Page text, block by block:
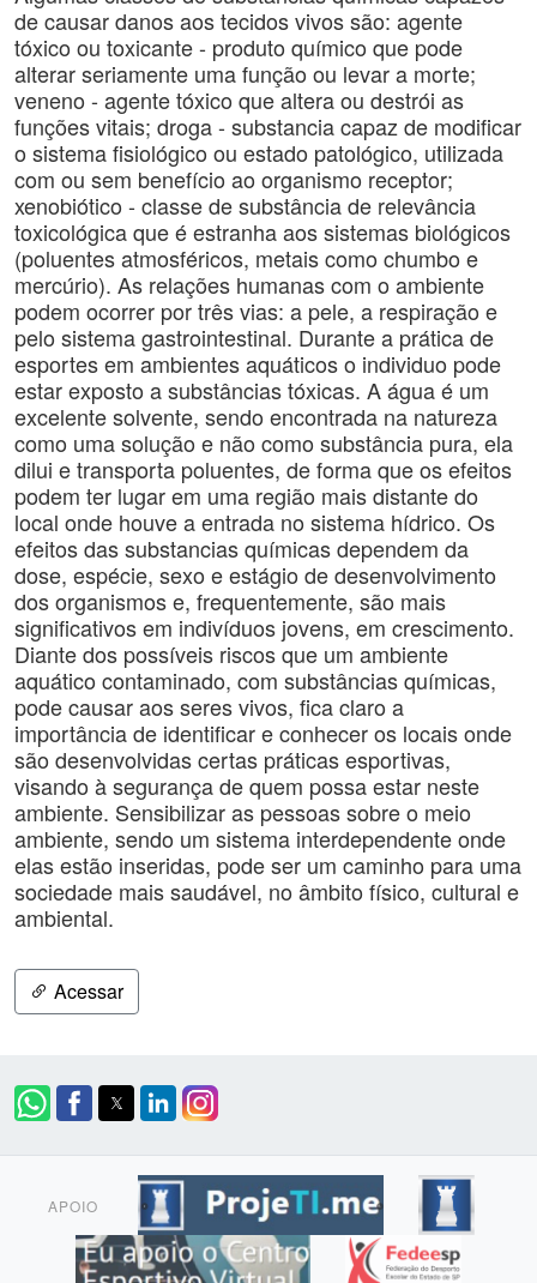
de causar danos aos tecidos vivos são: agente
tóxico ou toxicante - produto químico que pode
alterar seriamente uma função ou levar a morte;
veneno - agente tóxico que altera ou destrói as
funções vitais; droga - substancia capaz de modificar
o sistema fisiológico ou estado patológico, utilizada
com ou sem benefício ao organismo receptor;
xenobiótico - classe de substância de relevância
toxicológica que é estranha aos sistemas biológicos
(poluentes atmosféricos, metais como chumbo e
mercúrio). As relações humanas com o ambiente
podem ocorrer por três vias: a pele, a respiração e
pelo sistema gastrointestinal. Durante a prática de
esportes em ambientes aquáticos o individuo pode
estar exposto a substâncias tóxicas. A água é um
excelente solvente, sendo encontrada na natureza
como uma solução e não como substância pura, ela
dilui e transporta poluentes, de forma que os efeitos
podem ter lugar em uma região mais distante do
local onde houve a entrada no sistema hídrico. Os
efeitos das substancias químicas dependem da
dose, espécie, sexo e estágio de desenvolvimento
dos organismos e, frequentemente, são mais
significativos em indivíduos jovens, em crescimento.
Diante dos possíveis riscos que um ambiente
aquático contaminado, com substâncias químicas,
pode causar aos seres vivos, fica claro a
importância de identificar e conhecer os locais onde
são desenvolvidas certas práticas esportivas,
visando à segurança de quem possa estar neste
ambiente. Sensibilizar as pessoas sobre o meio
ambiente, sendo um sistema interdependente onde
elas estão inseridas, pode ser um caminho para uma
sociedade mais saudável, no âmbito físico, cultural e
ambiental.
Acessar
APOIO